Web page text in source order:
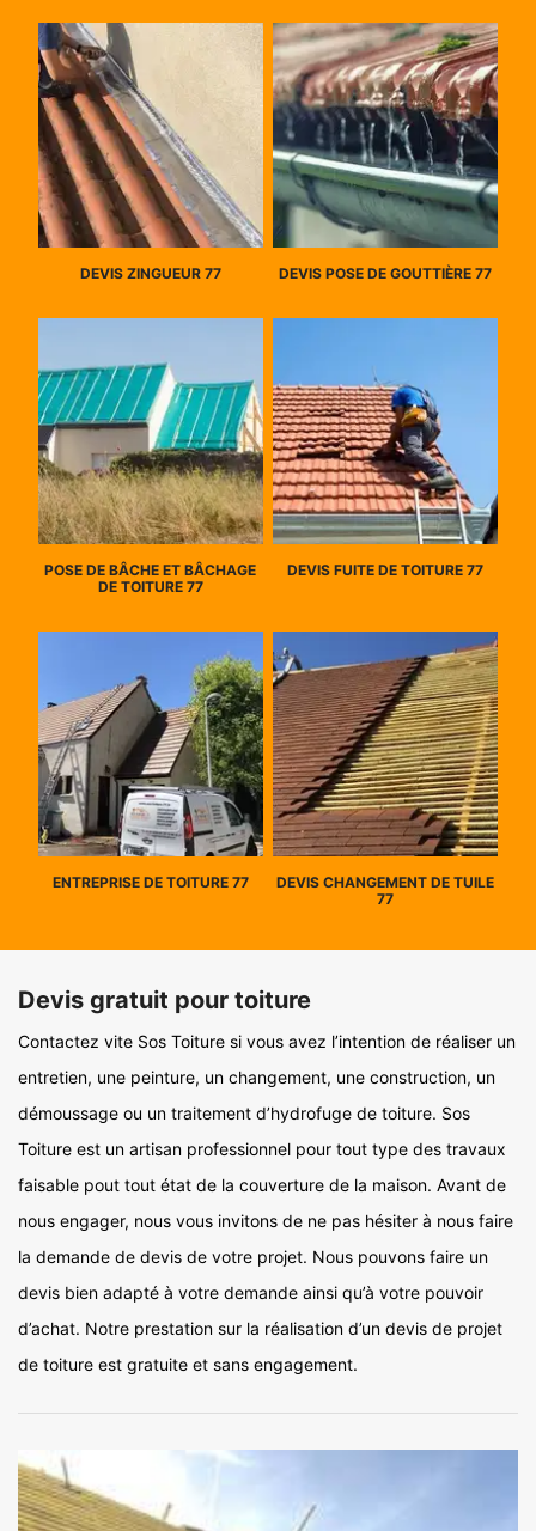
DEVIS ZINGUEUR 77 DEVIS POSE DE GOUTTIÈRE 77
POSE DE BÂCHE ET BÂCHAGE
DE TOITURE 77
DEVIS FUITE DE TOITURE 77
ENTREPRISE DE TOITURE 77
DEVIS CHANGEMENT DE TUILE
77
Devis gratuit pour toiture
Contactez vite Sos Toiture si vous avez l’intention de réaliser un
entretien, une peinture, un changement, une construction, un
démoussage ou un traitement d’hydrofuge de toiture. Sos
Toiture est un artisan professionnel pour tout type des travaux
faisable pout tout état de la couverture de la maison. Avant de
nous engager, nous vous invitons de ne pas hésiter à nous faire
la demande de devis de votre projet. Nous pouvons faire un
devis bien adapté à votre demande ainsi qu’à votre pouvoir
d’achat. Notre prestation sur la réalisation d’un devis de projet
de toiture est gratuite et sans engagement.